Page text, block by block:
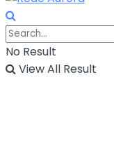
No Result
View All Result